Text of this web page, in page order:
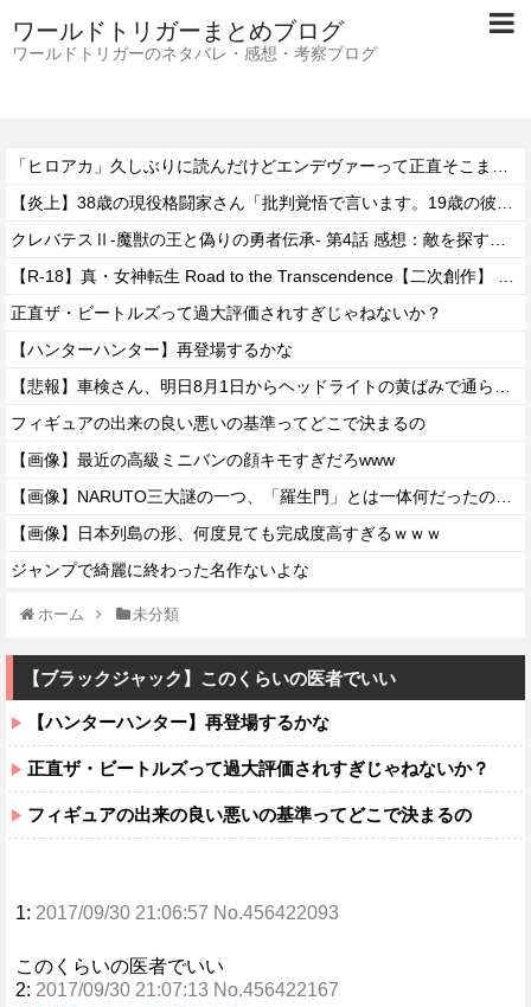
ワールドトリガーまとめブログ
ワールドトリガーのネタバレ・感想・考察ブログ
正直ザ・ビートルズって過大評価されすぎじゃねないか？
【ハンターハンター】再登場するかな
フィギュアの出来の良い悪いの基準ってどこで決まるの
【画像】最近の高級ミニバンの顔キモすぎだろwww
【画像】日本列島の形、何度見ても完成度高すぎるｗｗｗ
ジャンプで綺麗に終わった名作ないよな
ホーム 未分類
【ブラックジャック】このくらいの医者でいい
【ハンターハンター】再登場するかな
正直ザ・ビートルズって過大評価されすぎじゃねないか？
フィギュアの出来の良い悪いの基準ってどこで決まるの
1: 2017/09/30 21:06:57 No.456422093
このくらいの医者でいい
2: 2017/09/30 21:07:13 No.456422167